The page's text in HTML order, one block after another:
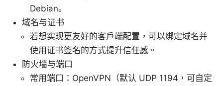
Debian。
域名与证书
若想实现更友好的客户端配置，可以绑定域名并
使用证书签名的方式提升信任感。
防火墙与端口
常用端口：OpenVPN（默认 UDP 1194，可自定